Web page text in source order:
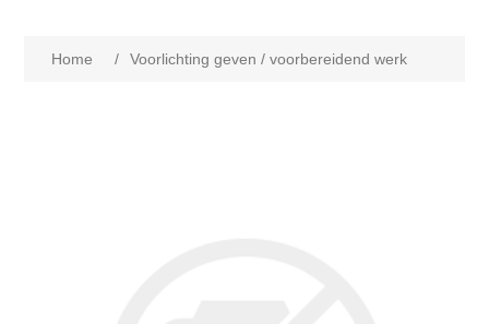
Home / Voorlichting geven / voorbereidend werk